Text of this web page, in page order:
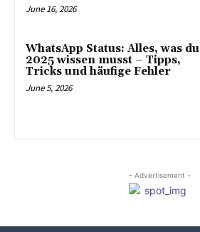
June 16, 2026
WhatsApp Status: Alles, was du
2025 wissen musst – Tipps,
Tricks und häufige Fehler
June 5, 2026
- Advertisement -